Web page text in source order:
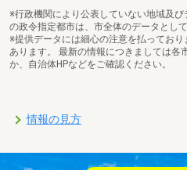
※行政機関により公表していない地域及
の政令指定都市は、市全体のデータとし
※提供データには細心の注意を払ってお
あります。 最新の情報につきましては各
か、自治体HPなどをご確認ください。
情報の見方